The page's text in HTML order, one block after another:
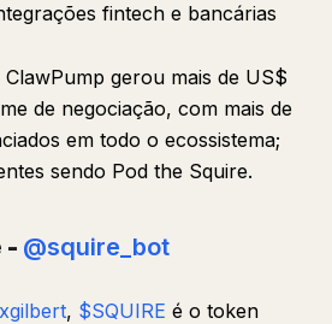
fintech e bancárias
gerou mais de US$
de negociação, com mais de
em todo o ecossistema;
sendo Pod the Squire.
- @squire_bot
, $SQUIRE é o token